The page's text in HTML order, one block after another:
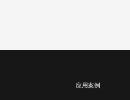
应用案例